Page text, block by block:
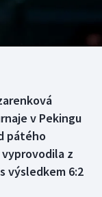
v Pekingu
pátého
z
výsledkem 6:2